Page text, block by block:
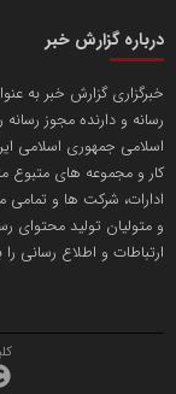
پایگاه اطلاع
تریبون
انتشار گسترده
محمدعلی کرمعلی
درباره گزارش خبر
خبرگزاری گزارش خبر به
اسلامی جمهوری اسلامی
کار و مجموعه های متبوع
ادارات، شرکت ها و
و متولیان تولید محتوای
ارتباطات و اطلاع رسانی